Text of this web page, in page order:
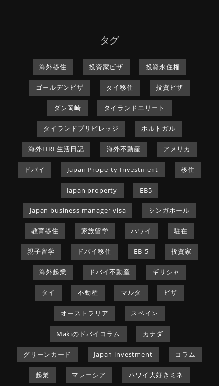
タグ
海外移住 投資家ビザ 投資永住権
ゴールデンビザ タイ移住 投資ビザ
ダン岡崎 タイランドエリート
タイランドプリビレッジ ポルトガル
海外FIRE生活日記 海外不動産 アメリカ
ドバイ Japan Property Investment 移住
Japan property EB5
Japan business manager visa シンガポール
教育移住 家族留学 ハワイ 駐在
親子留学 ドバイ移住 EB-5 投資家
海外起業 ドバイ不動産 ギリシャ
タイ 不動産 マルタ ビザ
オーストラリア スペイン
Makiのドバイコラム カナダ
グリーンカード Japan investment コラム
起業 マレーシア ハワイ大好きミネ